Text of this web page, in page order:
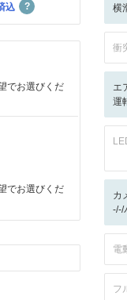
込
でお選びくだ
でお選びくだ
横
衝
エ
運
カ
-/-/
電
フ